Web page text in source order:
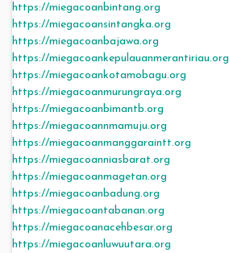
https://miegacoanbintang.org
https://miegacoansintangka.org
https://miegacoanbajawa.org
https://miegacoankepulauanmerantiriau.org
https://miegacoankotamobagu.org
https://miegacoanmurungraya.org
https://miegacoanbimantb.org
https://miegacoannmamuju.org
https://miegacoanmanggaraintt.org
https://miegacoanniasbarat.org
https://miegacoanmagetan.org
https://miegacoanbadung.org
https://miegacoantabanan.org
https://miegacoanacehbesar.org
https://miegacoanluwuutara.org